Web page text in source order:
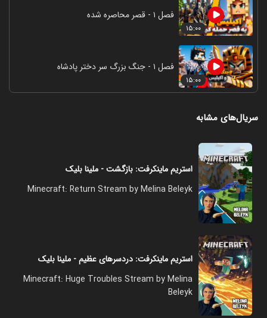
۱۵:۰۰
فصل ۱ - قصر محاصره شده
۱۵:۰۰
فصل ۱ - جنگ بزرگ سر دختر پادشاه
سریال‌های مشابه
استریم ماینکرفت: بازگشت - ملینا بلیک
Minecraft: Return Stream by Melina Beleyk
استریم ماینکرفت: دردسرهای عظیم - ملینا بلیک
Minecraft: Huge Troubles Stream by Melina
Beleyk